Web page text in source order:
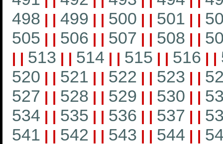
498 | | 499 | | 500 | | 501 | |
505 | | 506 | | 507 | | 508 | |
| | 513 | | 514 | | 515 | | 516 | |
520 | | 521 | | 522 | | 523 | |
527 | | 528 | | 529 | | 530 | |
534 | | 535 | | 536 | | 537 | |
541 | | 542 | | 543 | | 544 | |